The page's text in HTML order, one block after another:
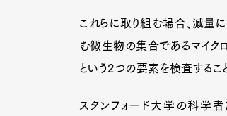
これらに取り組む場合、減量
む微生物の集合であるマイク
という2つの要素を検査するこ
スタンフォード大学の科学